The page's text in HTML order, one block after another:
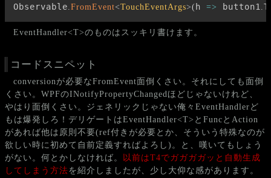
Observable.FromEvent<TouchEventArgs>( h => button1 .
EventHandler<T>のものはスッキリ書けます。
コードスニペット
conversionが必要なFromEvent面倒くさい。それにしても面倒
くさい。WPFのINotifyPropertyChangedほどじゃないけれど、
やはり面倒くさい。ジェネリックじゃない俺々EventHandlerど
もは爆発しろ！デリゲートはEventHandler<T>とFuncとAction
があれば他は原則不要(ref付きが必要とか、そういう特殊なのが
欲しい時に初めて自前定義すればよろし)。と、嘆いてもしょう
がない。何とかしなければ。
以前はT4でガガガガッと自動生成
してしまう方法を紹介しましたが、少し大仰な感があります。